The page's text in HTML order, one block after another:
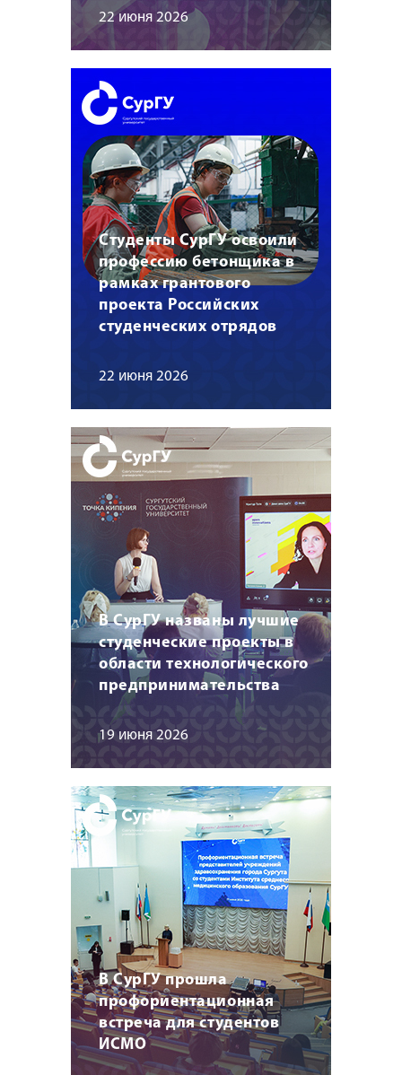
22 июня 2026
Студенты СурГУ освоили
профессию бетонщика в
рамках грантового
проекта Российских
студенческих отрядов
22 июня 2026
В СурГУ названы лучшие
студенческие проекты в
области технологического
предпринимательства
19 июня 2026
В СурГУ прошла
профориентационная
встреча для студентов
ИСМО